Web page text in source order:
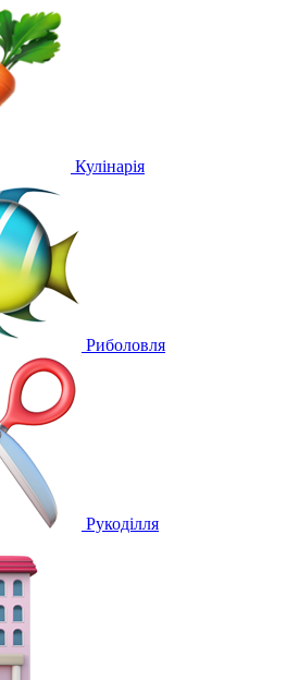
Кулінарія
Риболовля
Рукоділля